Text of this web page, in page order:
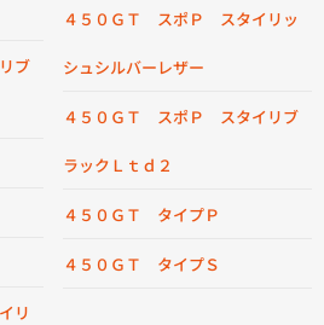
ブ
リ
４５０ＧＴ スポＰ スタイリッ
シュシルバーレザー
４５０ＧＴ スポＰ スタイリブ
ラックＬｔｄ２
４５０ＧＴ タイプＰ
４５０ＧＴ タイプＳ